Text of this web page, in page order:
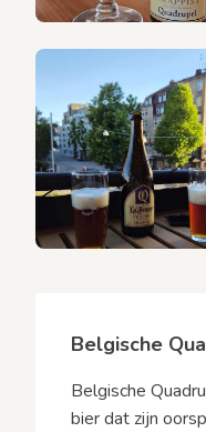
Belgische
Belgische
bier dat zijn